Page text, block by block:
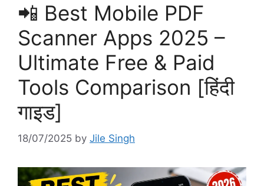
📲 Best Mobile PDF
Scanner Apps 2025 –
Ultimate Free & Paid
Tools Comparison [हिंदी
गाइड]
18/07/2025 by Jile Singh